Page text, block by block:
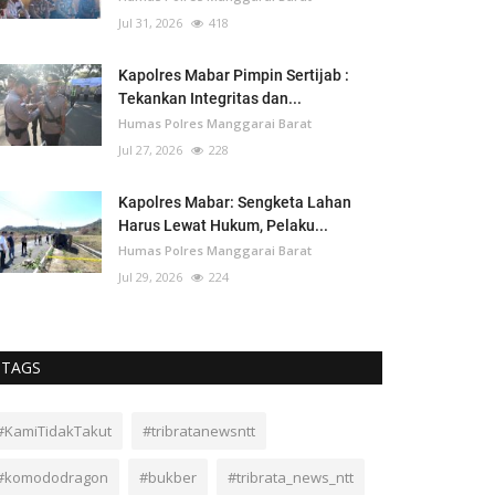
Jul 31, 2026
418
Kapolres Mabar Pimpin Sertijab :
Tekankan Integritas dan...
Humas Polres Manggarai Barat
Jul 27, 2026
228
Kapolres Mabar: Sengketa Lahan
Harus Lewat Hukum, Pelaku...
Humas Polres Manggarai Barat
Jul 29, 2026
224
TAGS
#tribratanewsntt
#bukber #tribrata_news_ntt